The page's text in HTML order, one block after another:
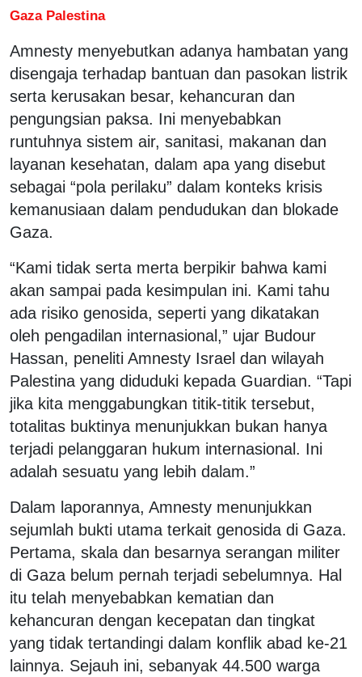
Gaza Palestina
Amnesty menyebutkan adanya hambatan yang
disengaja terhadap bantuan dan pasokan listrik
serta kerusakan besar, kehancuran dan
pengungsian paksa. Ini menyebabkan
runtuhnya sistem air, sanitasi, makanan dan
layanan kesehatan, dalam apa yang disebut
sebagai “pola perilaku” dalam konteks krisis
kemanusiaan dalam pendudukan dan blokade
Gaza.
“Kami tidak serta merta berpikir bahwa kami
akan sampai pada kesimpulan ini. Kami tahu
ada risiko genosida, seperti yang dikatakan
oleh pengadilan internasional,” ujar Budour
Hassan, peneliti Amnesty Israel dan wilayah
Palestina yang diduduki kepada Guardian. “Tapi
jika kita menggabungkan titik-titik tersebut,
totalitas buktinya menunjukkan bukan hanya
terjadi pelanggaran hukum internasional. Ini
adalah sesuatu yang lebih dalam.”
Dalam laporannya, Amnesty menunjukkan
sejumlah bukti utama terkait genosida di Gaza.
Pertama, skala dan besarnya serangan militer
di Gaza belum pernah terjadi sebelumnya. Hal
itu telah menyebabkan kematian dan
kehancuran dengan kecepatan dan tingkat
yang tidak tertandingi dalam konflik abad ke-21
lainnya. Sejauh ini, sebanyak 44.500 warga